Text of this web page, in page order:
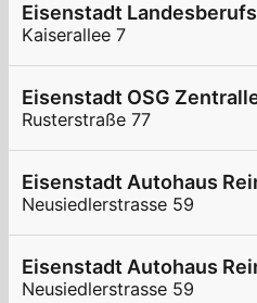
Eisenstadt
Kaiserallee 7
Eisenstadt OSG
Rusterstraße 77
Eisenstadt Autohaus
Neusiedlerstrasse 59
Eisenstadt Autohaus
Neusiedlerstrasse 59